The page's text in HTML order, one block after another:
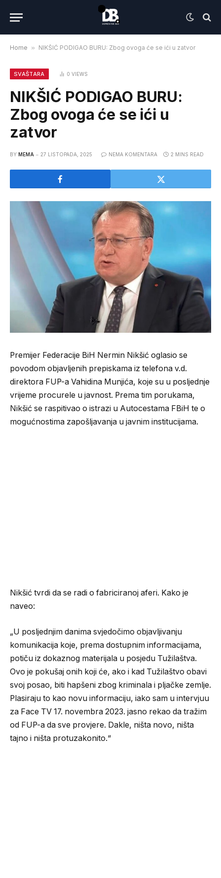
Home » NIKŠIĆ PODIGAO BURU: Zbog ovoga će se ići u zatvor
SVAŠTARA 0 VIEWS
NIKŠIĆ PODIGAO BURU:
Zbog ovoga će se ići u
zatvor
BY MEMA 27 LISTOPADA, 2025 NEMA KOMENTARA 2 MINS READ
Premijer Federacije BiH Nermin Nikšić oglasio se
povodom objavljenih prepiskama iz telefona v.d.
direktora FUP-a Vahidina Munjića, koje su u posljednje
vrijeme procurele u javnost. Prema tim porukama,
Nikšić se raspitivao o istrazi u Autocestama FBiH te o
mogućnostima zapošljavanja u javnim institucijama.
Nikšić tvrdi da se radi o fabriciranoj aferi. Kako je
naveo:
„U posljednjim danima svjedočimo objavljivanju
komunikacija koje, prema dostupnim informacijama,
potiču iz dokaznog materijala u posjedu Tužilaštva.
Ovo je pokušaj onih koji će, ako i kad Tužilaštvo obavi
svoj posao, biti hapšeni zbog kriminala i pljačke zemlje.
Plasiraju to kao novu informaciju, iako sam u intervjuu
za Face TV 17. novembra 2023. jasno rekao da tražim
od FUP-a da sve provjere. Dakle, ništa novo, ništa
tajno i ništa protuzakonito.“